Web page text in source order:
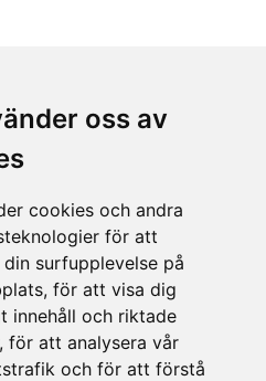
oss av
cookies och andra
för att
surfupplevelse på
för att visa dig
innehåll och riktade
för att analysera vår
och för att förstå
bachmans.se